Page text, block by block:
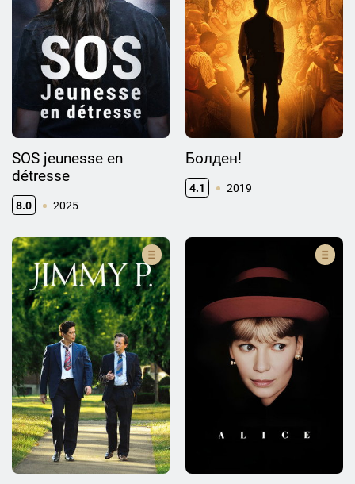
SOS jeunesse en
détresse
8.0 2025
Болден!
4.1 2019